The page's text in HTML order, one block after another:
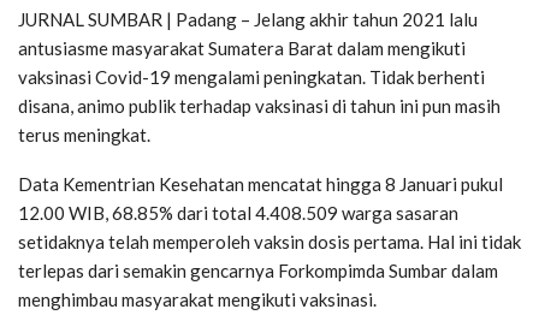
JURNAL SUMBAR | Padang – Jelang akhir tahun 2021 lalu
antusiasme masyarakat Sumatera Barat dalam mengikuti
vaksinasi Covid-19 mengalami peningkatan. Tidak berhenti
disana, animo publik terhadap vaksinasi di tahun ini pun masih
terus meningkat.
Data Kementrian Kesehatan mencatat hingga 8 Januari pukul
12.00 WIB, 68.85% dari total 4.408.509 warga sasaran
setidaknya telah memperoleh vaksin dosis pertama. Hal ini tidak
terlepas dari semakin gencarnya Forkompimda Sumbar dalam
menghimbau masyarakat mengikuti vaksinasi.